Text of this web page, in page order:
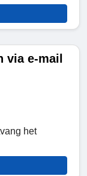
via e-mail
het